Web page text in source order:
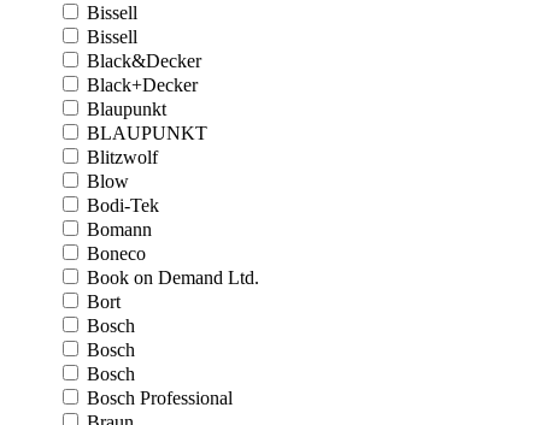
Bissell
Bissell
Black&Decker
Black+Decker
Blaupunkt
BLAUPUNKT
Blitzwolf
Blow
Bodi-Tek
Bomann
Boneco
Book on Demand Ltd.
Bort
Bosch
Bosch
Bosch
Bosch Professional